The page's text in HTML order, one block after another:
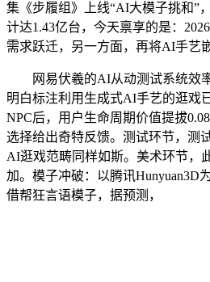
集《步履组》上线“AI大模子挑和”
计达1.43亿台，今天禀享的是：
需求跃迁，另一方面，再将AI手艺
网易伏羲的AI从动测试系统效率
明白标注利用生成式AI手艺的逛戏
NPC后，用户生命周期价值提拔
选择给出奇特反馈。测试环节，测
AI逛戏范畴同样如斯。美术环节，
加。模子冲破：以腾讯Hunyuan3D
借帮狂言语模子，据预测，